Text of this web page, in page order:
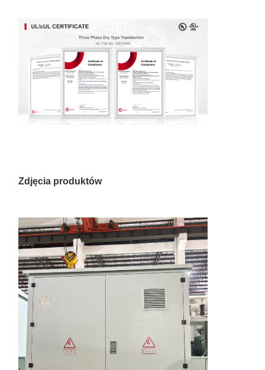
Zdjęcia produktów